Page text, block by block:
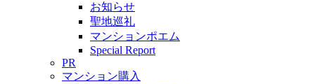
お知らせ
聖地巡礼
マンションポエム
Special Report
PR
マンション購入